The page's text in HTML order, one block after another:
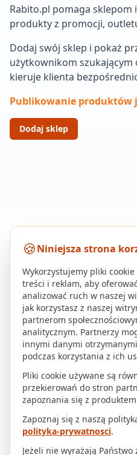
Rabito.pl pomaga
produkty z promocji,
Dodaj swój sklep i pokaż
użytkownikom
kieruje klienta
Publikowanie produktów
Dodaj sklep
Regulamin publikowania ofert
Dokładamy starań, aby
dostępności i cenach
możliwie aktualne. Dane są
ze stron sklepów
niezależnie od nas.
Rabito.pl nie prowadzi
funkcję agregatora ofert,
sklepu źródłowego.
cenie oraz warunkach zakupu
danego sklepu.
🍪Niniejsza strona
Wykorzystujemy pliki
treści i reklam, aby
analizować ruch w naszej
jak korzystasz z naszej
partnerom
analitycznym. Partnerzy
innymi danymi
podczas korzystania z ich
Pliki cookie używane są
przekierowań do stron
zapoznania się z
Zapoznaj się z naszą
polityka-prywatnosci.
Jeżeli nie wyrażają